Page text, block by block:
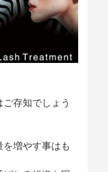
存知でしょう
増やす事はも